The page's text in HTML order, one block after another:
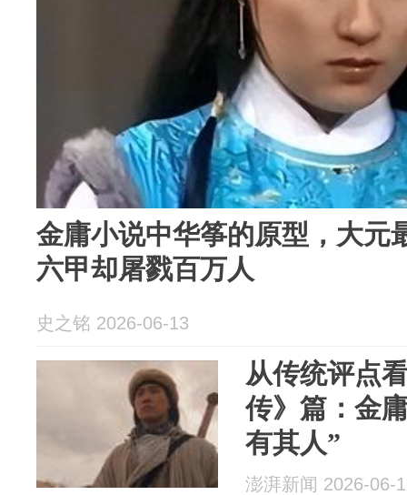
金庸小说中华筝的原型，大元
六甲却屠戮百万人
史之铭 2026-06-13
从传统评点
传》篇：金
有其人”
澎湃新闻 2026-06-